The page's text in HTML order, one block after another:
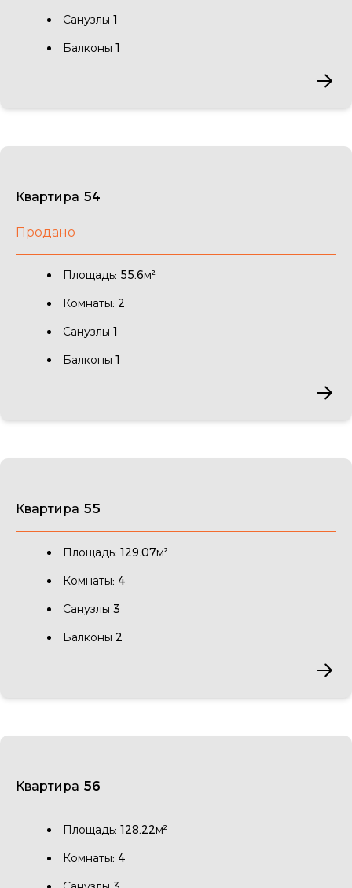
Санузлы 1
Балконы 1
Квартира 54
Продано
Площадь: 55.6м²
Комнаты: 2
Санузлы 1
Балконы 1
Квартира 55
Площадь: 129.07м²
Комнаты: 4
Санузлы 3
Балконы 2
Квартира 56
Площадь: 128.22м²
Комнаты: 4